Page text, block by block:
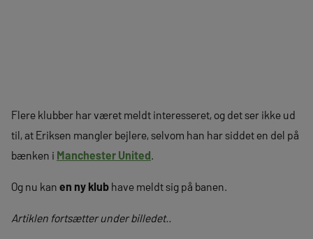
Flere klubber har været meldt interesseret, og det ser ikke ud
til, at Eriksen mangler bejlere, selvom han har siddet en del på
bænken i Manchester United.
Og nu kan en ny klub have meldt sig på banen.
Artiklen fortsætter under billedet..